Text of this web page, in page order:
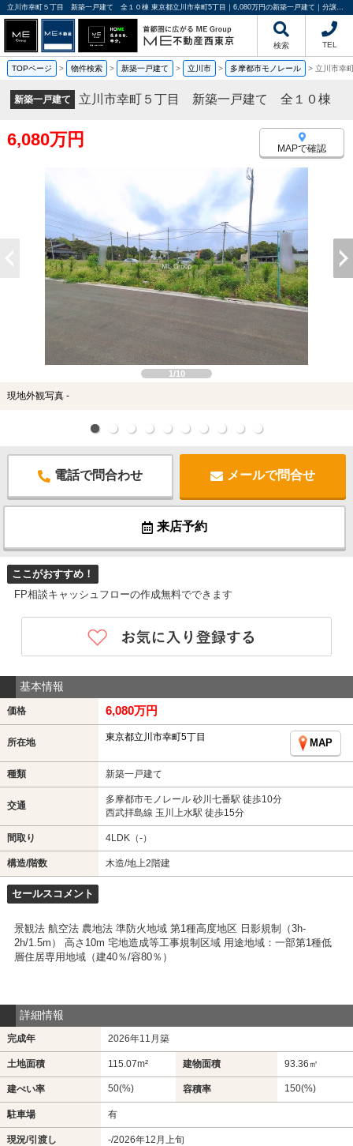
立川市幸町５丁目 新築一戸建て 全１０棟 東京都立川市幸町5丁目｜6,080万円の新築一戸建て｜分譲住宅や新築物件｜ME不動産西東京
検索 TEL
TOPページ > 物件検索 > 新築一戸建て > 立川市 > 多摩都市モノレール > 立川市幸
新築一戸建て 立川市幸町５丁目 新築一戸建て 全１０棟
6,080万円 MAPで確認
1/10
現地外観写真 -
電話で問合わせ メールで問合せ
来店予約
ここがおすすめ！
FP相談キャッシュフローの作成無料でできます
基本情報
価格 6,080万円
所在地 東京都立川市幸町5丁目
MAP
種類 新築一戸建て
交通
多摩都市モノレール 砂川七番駅 徒歩10分
西武拝島線 玉川上水駅 徒歩15分
間取り 4LDK（-）
構造/階数 木造/地上2階建
セールスコメント
景観法 航空法 農地法 準防火地域 第1種高度地区 日影規制（3h-
2h/1.5m） 高さ10m 宅地造成等工事規制区域 用途地域：一部第1種低
層住居専用地域（建40％/容80％）
詳細情報
完成年 2026年11月築
土地面積 115.07m² 建物面積 93.36㎡
建ぺい率 50(%) 容積率 150(%)
駐車場 有
現況/引渡し -/2026年12月上旬